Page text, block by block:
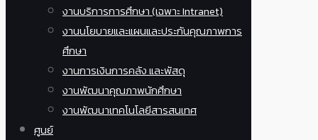
งานบริการการศึกษา (เฉพาะ Intranet)
งานนโยบายและแผนและประกันคุณภาพการ
ศึกษา
งานการเงินการคลัง และพัสดุ
งานพัฒนาคุณภาพนักศึกษา
งานพัฒนาเทคโนโลยีสารสนเทศ
ศูนย์